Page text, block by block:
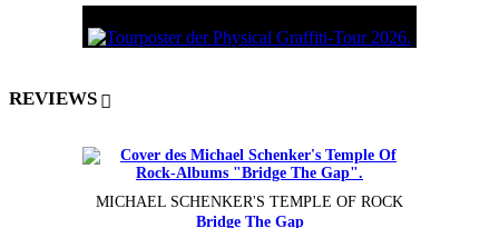
REVIEWS
MICHAEL SCHENKER'S TEMPLE OF ROCK
Bridge The Gap